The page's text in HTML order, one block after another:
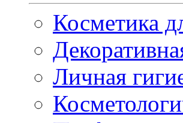
Косметика
Личная